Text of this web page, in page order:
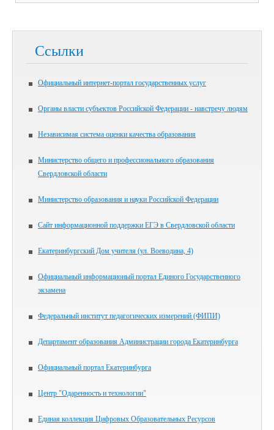
Ссылки
Официальный интернет-портал государственных услуг
Органы власти субъектов Российской Федерации - навстречу людям
Независимая система оценки качества образования
Министерство общего и профессионального образования
Свердловской области
Министерство образования и науки Российской Федерации
Сайт информационной поддержки ЕГЭ в Свердловской области
Екатеринбургский Дом учителя (ул. Воеводина, 4)
Официальный информационый портал Единого Государственного
экзамена
Федеральный институт педагогических измерений (ФИПИ)
Департамент образования Администрации города Екатеринбурга
Официальный портал Екатеринбурга
Центр "Одаренность и технологии"
Единая коллекция Цифровых Образовательных Ресурсов